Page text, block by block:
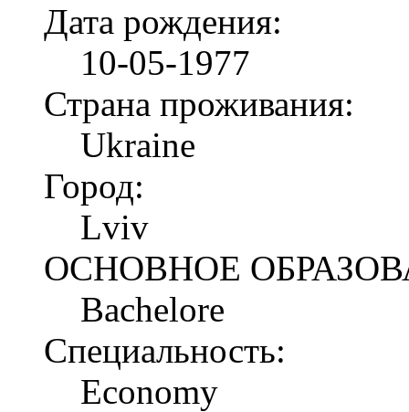
Дата рождения:
10-05-1977
Страна проживания:
Ukraine
Город:
Lviv
ОСНОВНОЕ
Bachelore
Специальность:
Economy